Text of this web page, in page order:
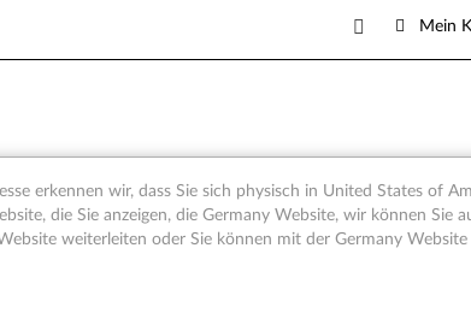
Mein
Combo - Übersicht
erkennen wir, dass Sie sich physisch in United States of
die Sie anzeigen, die Germany Website, wir können Sie
weiterleiten oder Sie können mit der Germany Website